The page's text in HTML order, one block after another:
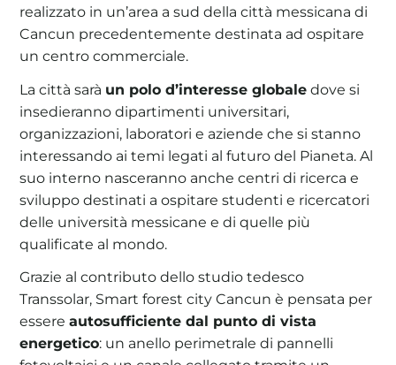
realizzato in un’area a sud della città messicana di
Cancun precedentemente destinata ad ospitare
un centro commerciale.
La città sarà un polo d’interesse globale dove si
insedieranno dipartimenti universitari,
organizzazioni, laboratori e aziende che si stanno
interessando ai temi legati al futuro del Pianeta. Al
suo interno nasceranno anche centri di ricerca e
sviluppo destinati a ospitare studenti e ricercatori
delle università messicane e di quelle più
qualificate al mondo.
Grazie al contributo dello studio tedesco
Transsolar, Smart forest city Cancun è pensata per
essereautosufficiente dal punto di vista
energetico: un anello perimetrale di pannelli